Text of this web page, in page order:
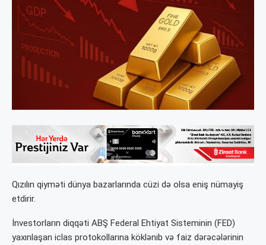
Qızılın qiyməti dünya bazarlarında cüzi də olsa eniş nümayiş
etdirir.
İnvestorların diqqəti ABŞ Federal Ehtiyat Sisteminin (FED)
yaxınlaşan iclas protokollarına köklənib və faiz dərəcələrinin